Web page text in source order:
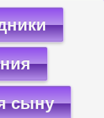
сыну